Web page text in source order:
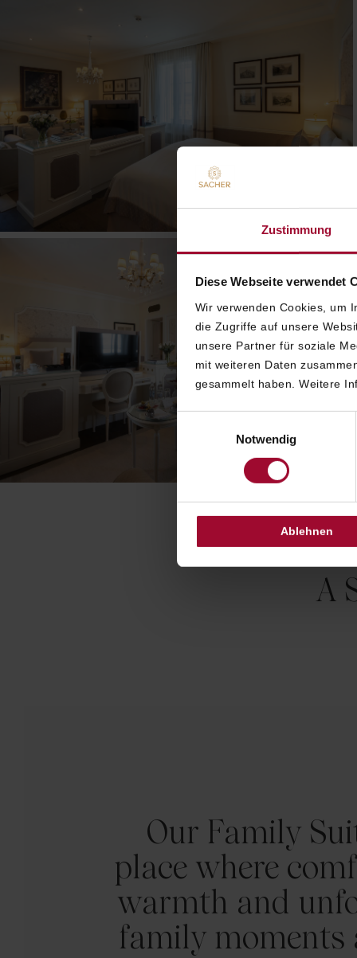
Zustimmung
Diese Webseite verwendet
Wir verwenden Cookies, um
die Zugriffe auf unsere
unsere Partner für soziale
mit weiteren Daten
gesammelt haben. Weitere
Notwendig
Ablehnen
A
Our Family
place where
warmth and
family moments